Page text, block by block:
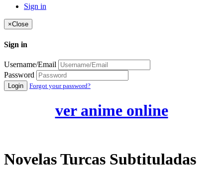
Sign in
×Close
Sign in
Username/Email
Password
Login Forgot your password?
ver anime online
Novelas Turcas Subtituladas